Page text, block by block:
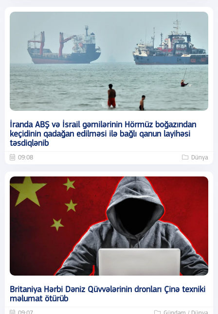
İranda ABŞ və İsrail gəmilərinin Hörmüz boğazından
keçidinin qadağan edilməsi ilə bağlı qanun layihəsi
təsdiqlənib
09:08 Dünya
Britaniya Hərbi Dəniz Qüvvələrinin dronları Çinə texniki
məlumat ötürüb